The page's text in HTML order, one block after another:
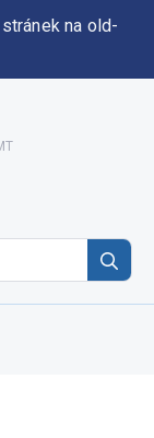
na old-
for: